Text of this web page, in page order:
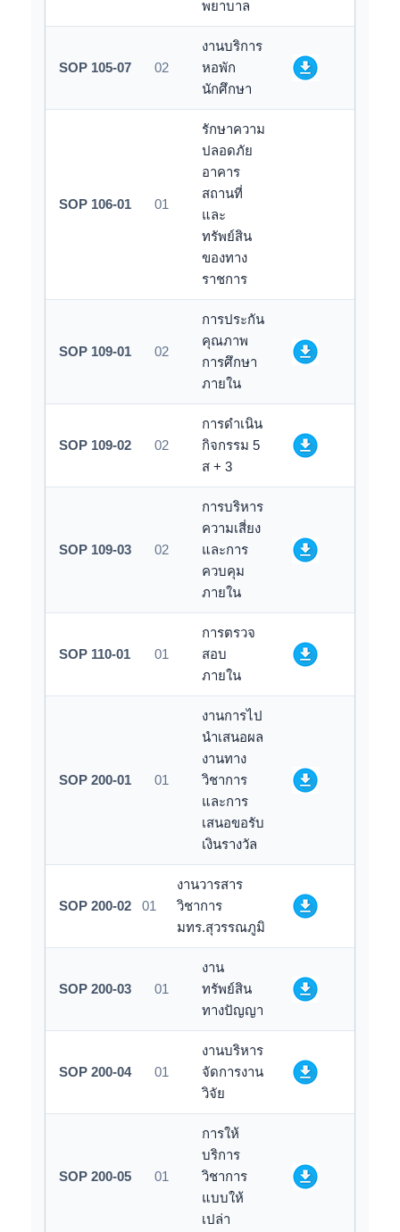
พยาบาล
SOP 105-07 02
งานบริการ
หอพัก
นักศึกษา
SOP 106-01 01
รักษาความ
ปลอดภัย
อาคาร
สถานที่
และ
ทรัพย์สิน
ของทาง
ราชการ
SOP 109-01 02
การประกัน
คุณภาพ
การศึกษา
ภายใน
SOP 109-02 02
การดำเนิน
กิจกรรม 5
ส + 3
SOP 109-03 02
การบริหาร
ความเสี่ยง
และการ
ควบคุม
ภายใน
SOP 110-01 01
การตรวจ
สอบ
ภายใน
SOP 200-01 01
งานการไป
นำเสนอผล
งานทาง
วิชาการ
และการ
เสนอขอรับ
เงินรางวัล
SOP 200-02 01
งานวารสาร
วิชาการ
มทร.สุวรรณภูมิ
SOP 200-03 01
งาน
ทรัพย์สิน
ทางปัญญา
SOP 200-04 01
งานบริหาร
จัดการงาน
วิจัย
SOP 200-05 01
การให้
บริการ
วิชาการ
แบบให้
เปล่า